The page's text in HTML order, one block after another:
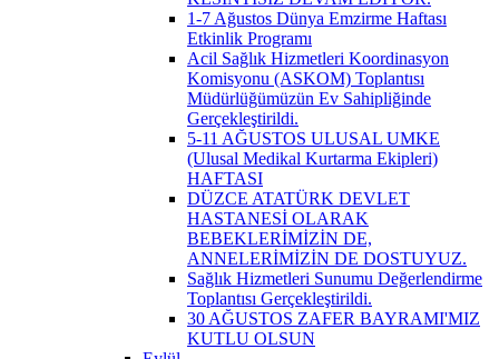
1-7 Ağustos Dünya Emzirme Haftası
Etkinlik Programı
Acil Sağlık Hizmetleri Koordinasyon
Komisyonu (ASKOM) Toplantısı
Müdürlüğümüzün Ev Sahipliğinde
Gerçekleştirildi.
5-11 AĞUSTOS ULUSAL UMKE
(Ulusal Medikal Kurtarma Ekipleri)
HAFTASI
DÜZCE ATATÜRK DEVLET
HASTANESİ OLARAK
BEBEKLERİMİZİN DE,
ANNELERİMİZİN DE DOSTUYUZ.
Sağlık Hizmetleri Sunumu Değerlendirme
Toplantısı Gerçekleştirildi.
30 AĞUSTOS ZAFER BAYRAMI'MIZ
KUTLU OLSUN